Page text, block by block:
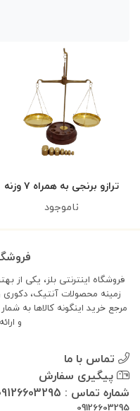
ترازو برنجی به همراه ۷ وزنه
ناموجود
فروشگاه اینترنتی بلز، یکی از
زمینه محصولات آنتیک، دکوری
مرجع خرید اینگونه کالاها به
و ارائه
تماس با ما
پیگیری سفارش
شماره تماس : 09126603295
09126603295